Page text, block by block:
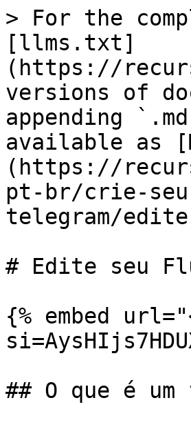
> For the
[llms.txt]
(https://
versions of
appending
available as
(https://
pt-br/crie-
telegram/
# Edite seu
{% embed
## O que é